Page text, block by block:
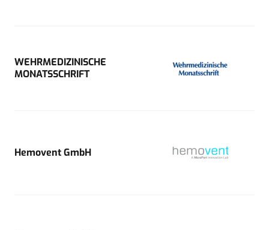
WEHRMEDIZINISCHE
MONATSSCHRIFT
Hemovent GmbH